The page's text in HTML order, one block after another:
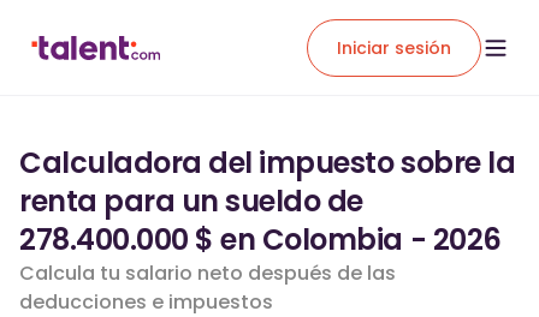
Iniciar sesión
Calculadora del impuesto sobre la
renta para un sueldo de
278.400.000 $ en Colombia - 2026
Calcula tu salario neto después de las
deducciones e impuestos